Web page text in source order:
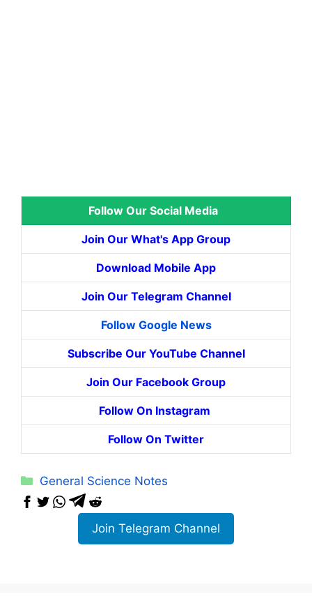
Follow Our Social Media
Join Our What's App Group
Download Mobile App
Join Our Telegram Channel
Follow Google News
Subscribe Our YouTube Channel
Join Our Facebook Group
Follow On Instagram
Follow On Twitter
Categories
General Science Notes
Join Telegram Channel